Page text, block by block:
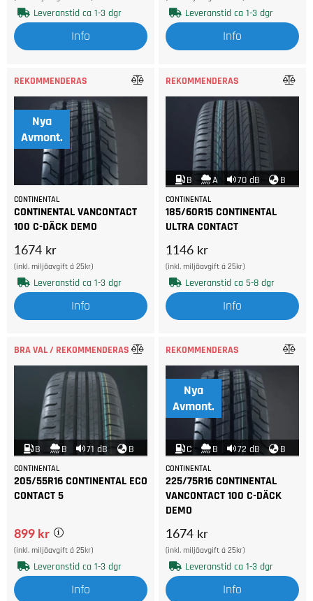
Leveranstid ca 1-3 dgr
Info
Leveranstid ca 1-3 dgr
Info
REKOMMENDERAS
Nya
Avmont.
CONTINENTAL
CONTINENTAL VANCONTACT
100 C-DÄCK DEMO
1674 kr
(inkl. miljöavgift á 25kr)
Leveranstid ca 1-3 dgr
Info
REKOMMENDERAS
B A 70 dB B
CONTINENTAL
185/60R15 CONTINENTAL
ULTRA CONTACT
1146 kr
(inkl. miljöavgift á 25kr)
Leveranstid ca 5-8 dgr
Info
BRA VAL / REKOMMENDERAS
B B 71 dB B
CONTINENTAL
205/55R16 CONTINENTAL ECO
CONTACT 5
899 kr
(inkl. miljöavgift á 25kr)
Leveranstid ca 1-3 dgr
Info
REKOMMENDERAS
Nya
Avmont.
C B 72 dB B
CONTINENTAL
225/75R16 CONTINENTAL
VANCONTACT 100 C-DÄCK
DEMO
1674 kr
(inkl. miljöavgift á 25kr)
Leveranstid ca 1-3 dgr
Info